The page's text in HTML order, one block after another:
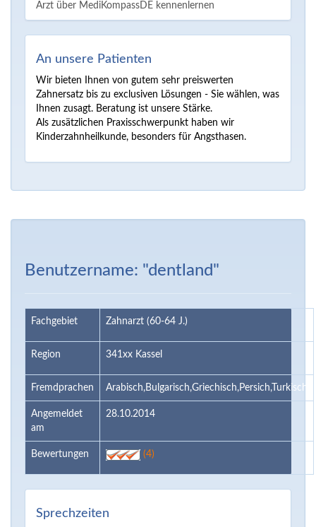
Arzt über MediKompassDE kennenlernen
An unsere Patienten
Wir bieten Ihnen von gutem sehr preiswerten
Zahnersatz bis zu exclusiven Lösungen - Sie wählen, was
Ihnen zusagt. Beratung ist unsere Stärke.
Als zusätzlichen Praxisschwerpunkt haben wir
Kinderzahnheilkunde, besonders für Angsthasen.
Benutzername: "dentland"
Fachgebiet Zahnarzt (60-64 J.)
Region 341xx Kassel
Fremdprachen Arabisch,Bulgarisch,Griechisch,Persich,Turkisch
Angemeldet
am
28.10.2014
Bewertungen (4)
Sprechzeiten